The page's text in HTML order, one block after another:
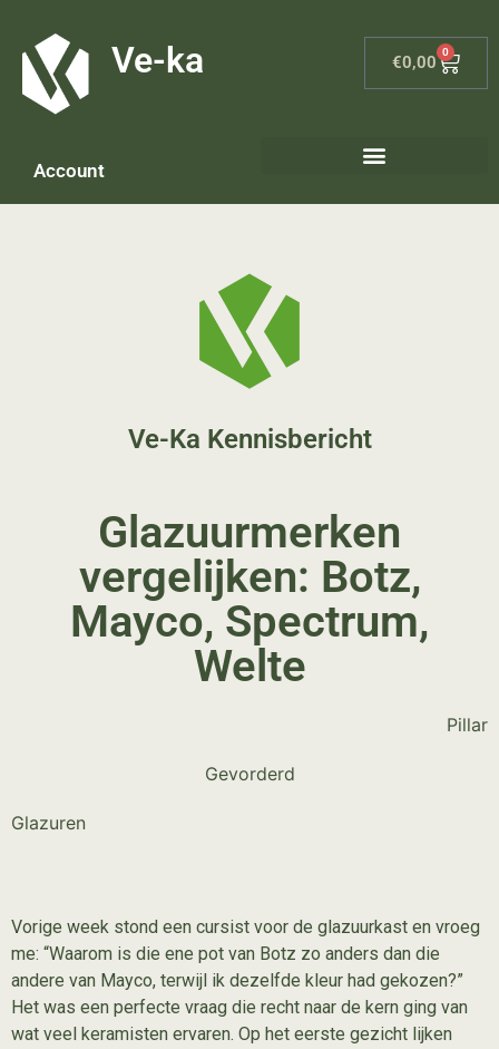
Ve-ka €0,00
0
Account
Ve-Ka Kennisbericht
Glazuurmerken
vergelijken: Botz,
Mayco, Spectrum,
Welte
Pillar
Gevorderd
Glazuren
Vorige week stond een cursist voor de glazuurkast en vroeg
me: “Waarom is die ene pot van Botz zo anders dan die
andere van Mayco, terwijl ik dezelfde kleur had gekozen?”
Het was een perfecte vraag die recht naar de kern ging van
wat veel keramisten ervaren. Op het eerste gezicht lijken